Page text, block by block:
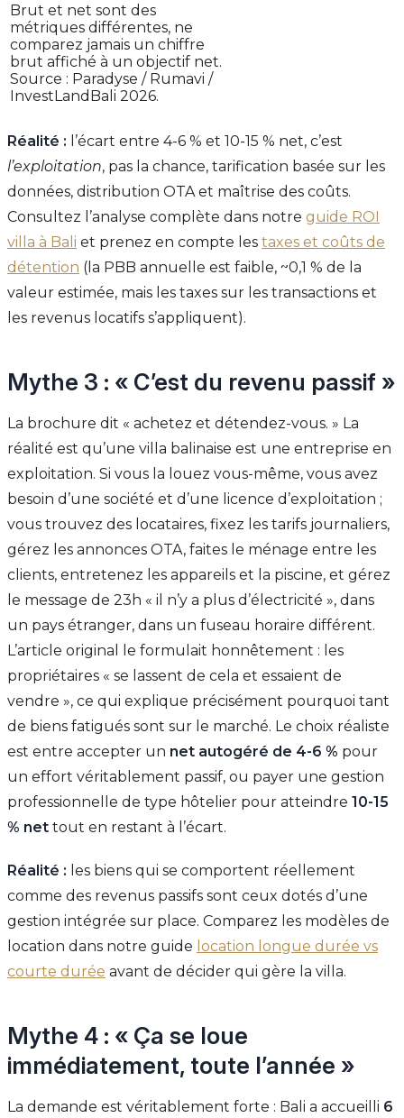
Brut et net sont des
métriques différentes, ne
comparez jamais un chiffre
brut affiché à un objectif net.
Source : Paradyse / Rumavi /
InvestLandBali 2026.
Réalité : l’écart entre 4-6 % et 10-15 % net, c’est
l’exploitation, pas la chance, tarification basée sur les
données, distribution OTA et maîtrise des coûts.
Consultez l’analyse complète dans notre guide ROI
villa à Bali et prenez en compte les taxes et coûts de
détention (la PBB annuelle est faible, ~0,1 % de la
valeur estimée, mais les taxes sur les transactions et
les revenus locatifs s’appliquent).
Mythe 3 : « C’est du revenu passif »
La brochure dit « achetez et détendez-vous. » La
réalité est qu’une villa balinaise est une entreprise en
exploitation. Si vous la louez vous-même, vous avez
besoin d’une société et d’une licence d’exploitation ;
vous trouvez des locataires, fixez les tarifs journaliers,
gérez les annonces OTA, faites le ménage entre les
clients, entretenez les appareils et la piscine, et gérez
le message de 23h « il n’y a plus d’électricité », dans
un pays étranger, dans un fuseau horaire différent.
L’article original le formulait honnêtement : les
propriétaires « se lassent de cela et essaient de
vendre », ce qui explique précisément pourquoi tant
de biens fatigués sont sur le marché. Le choix réaliste
est entre accepter un net autogéré de 4-6 % pour
un effort véritablement passif, ou payer une gestion
professionnelle de type hôtelier pour atteindre 10-15
% net tout en restant à l’écart.
Réalité : les biens qui se comportent réellement
comme des revenus passifs sont ceux dotés d’une
gestion intégrée sur place. Comparez les modèles de
location dans notre guide location longue durée vs
courte durée avant de décider qui gère la villa.
Mythe 4 : « Ça se loue
immédiatement, toute l’année »
La demande est véritablement forte : Bali a accueilli 6